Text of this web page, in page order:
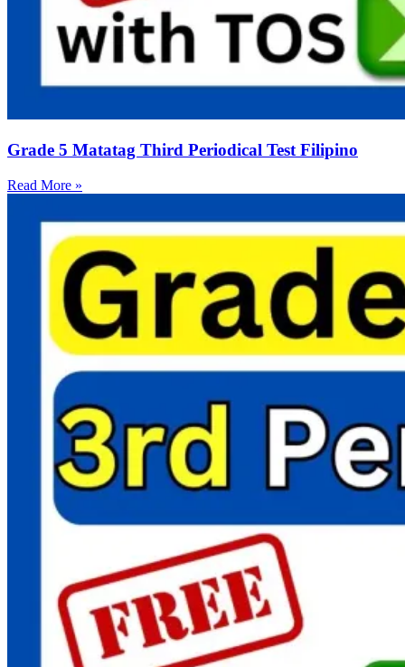
Grade 5 Matatag Third Periodical Test Filipino
Read More »